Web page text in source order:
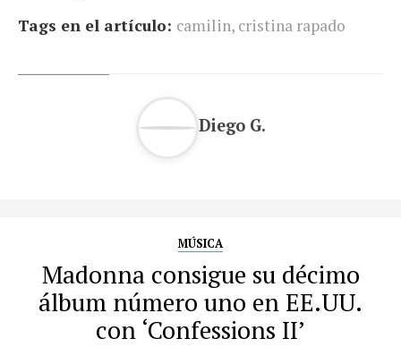
Tags en el artículo: camilin, cristina rapado
Diego G.
MÚSICA
Madonna consigue su décimo
álbum número uno en EE.UU.
con ‘Confessions II’